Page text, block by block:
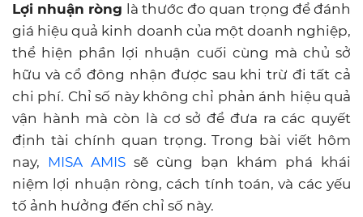
Lợi nhuận ròng là thước đo quan trọng để đánh
giá hiệu quả kinh doanh của một doanh nghiệp,
thể hiện phần lợi nhuận cuối cùng mà chủ sở
hữu và cổ đông nhận được sau khi trừ đi tất cả
chi phí. Chỉ số này không chỉ phản ánh hiệu quả
vận hành mà còn là cơ sở để đưa ra các quyết
định tài chính quan trọng. Trong bài viết hôm
nay, MISA AMIS sẽ cùng bạn khám phá khái
niệm lợi nhuận ròng, cách tính toán, và các yếu
tố ảnh hưởng đến chỉ số này.